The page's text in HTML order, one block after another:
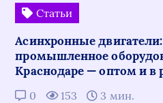
Статьи
Асинхронные двигатели:
промышленное
Краснодаре — оптом и в
0 153 3 мин.